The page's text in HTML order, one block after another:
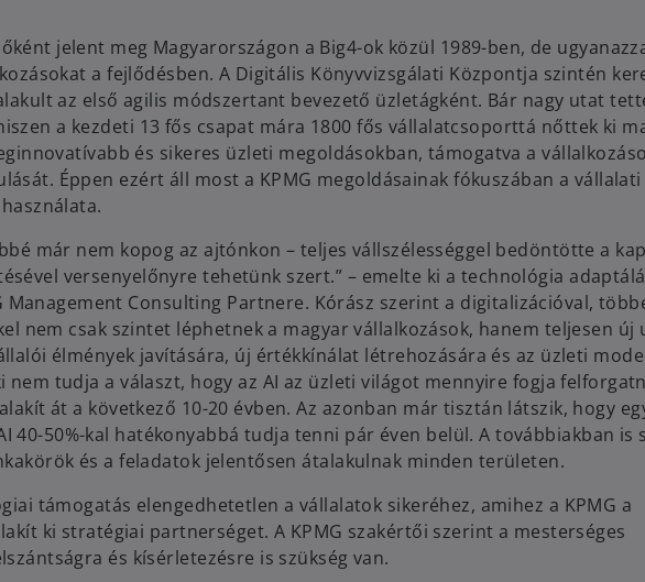
jelent meg Magyarországon a Big4-ok közül 1989-ben, de
a fejlődésben. A Digitális Könyvvizsgálati Központja szintén
az első agilis módszertant bevezető üzletágként. Bár nagy utat
a kezdeti 13 fős csapat mára 1800 fős vállalatcsoporttá nőttek ki
és sikeres üzleti megoldásokban, támogatva a
Éppen ezért áll most a KPMG megoldásainak fókuszában a vállalati
már nem kopog az ajtónkon – teljes vállszélességgel bedöntötte a
versenyelőnyre tehetünk szert.” – emelte ki a technológia
Management Consulting Partnere. Kórász szerint a digitalizációval,
nem csak szintet léphetnek a magyar vállalkozások, hanem teljesen új
élmények javítására, új értékkínálat létrehozására és az üzleti
nem tudja a választ, hogy az AI az üzleti világot mennyire fogja
át a következő 10-20 évben. Az azonban már tisztán látszik, hogy
40-50%-kal hatékonyabbá tudja tenni pár éven belül. A továbbiakban is
és a feladatok jelentősen átalakulnak minden területen.
támogatás elengedhetetlen a vállalatok sikeréhez, amihez a KPMG a
ki stratégiai partnerséget. A KPMG szakértői szerint a mesterséges
és kísérletezésre is szükség van.